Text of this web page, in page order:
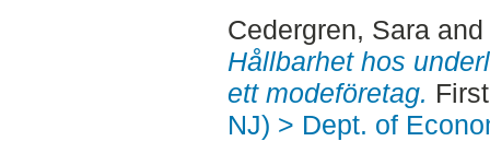
Cedergren, Sara and
Hållbarhet hos
ett modeföretag.
NJ) > Dept. of